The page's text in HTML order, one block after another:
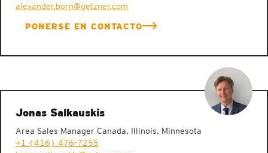
alexander.born@getzner.com
PONERSE EN CONTACTO
Jonas Salkauskis
Area Sales Manager Canada, Illinois, Minnesota
+1 (416) 476-7255